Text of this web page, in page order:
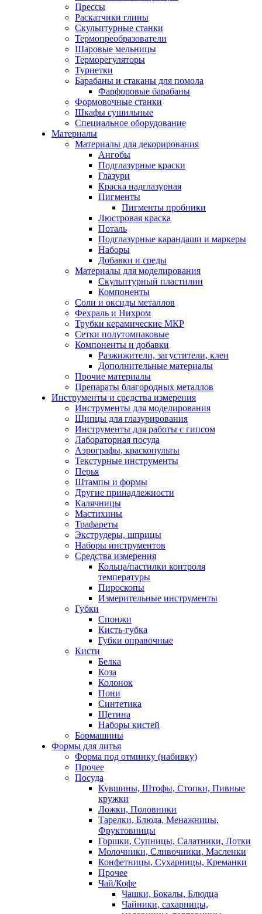
Прессы
Раскатчики глины
Скульптурные станки
Термопреобразователи
Шаровые мельницы
Терморегуляторы
Турнетки
Барабаны и стаканы для помола
Фарфоровые барабаны
Формовочные станки
Шкафы сушильные
Специальное оборудование
Материалы
Материалы для декорирования
Ангобы
Подглазурные краски
Глазури
Краска надглазурная
Пигменты
Пигменты пробники
Люстровая краска
Поталь
Подглазурные карандаши и маркеры
Наборы
Добавки и среды
Материалы для моделирования
Скульптурный пластилин
Компоненты
Соли и оксиды металлов
Фехраль и Нихром
Трубки керамические МКР
Сетки полутомпаковые
Компоненты и добавки
Разжижители, загустители, клеи
Дополнительные материалы
Прочие материалы
Препараты благородных металлов
Инструменты и средства измерения
Инструменты для моделирования
Щипцы для глазурирования
Инструменты для работы с гипсом
Лабораторная посуда
Аэрографы, краскопульты
Текстурные инструменты
Перья
Штампы и формы
Другие принадлежности
Калячницы
Мастихины
Трафареты
Экструдеры, шприцы
Наборы инструментов
Средства измерения
Кольца/пастилки контроля
температуры
Пироскопы
Измерительные инструменты
Губки
Спонжи
Кисть-губка
Губки оправочные
Кисти
Белка
Коза
Колонок
Пони
Синтетика
Щетина
Наборы кистей
Бормашины
Формы для литья
Форма под отминку (набивку)
Прочее
Посуда
Кувшины, Штофы, Стопки, Пивные
кружки
Ложки, Половники
Тарелки, Блюда, Менажницы,
Фруктовницы
Горшки, Супницы, Салатники, Лотки
Молочники, Сливочники, Масленки
Конфетницы, Сухарницы, Креманки
Прочее
Чай/Кофе
Чашки, Бокалы, Блюдца
Чайники, сахарницы,